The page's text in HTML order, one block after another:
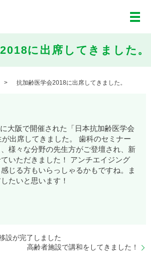
メ
に出席してきました。
抗加齢医学会2018に出席してきました。
大阪で開催された「日本抗加齢医学会
出席してきました。 歯科のセミナー
様々な分野の先生方がご登壇され、新
いただきました！ アンチエイジング
じる方もいらっしゃるかもですね。ま
たいと思います！
設が完了しました
高齢者施設で講和をしてきました！